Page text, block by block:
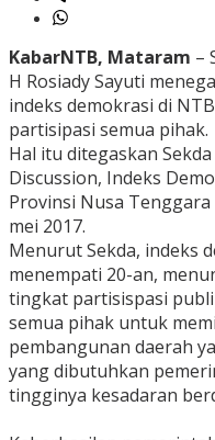
KabarNTB, Mataram –
H Rosiady Sayuti
indeks demokrasi di
partisipasi semua pihak.
Hal itu ditegaskan
Discussion, Indeks
Provinsi Nusa Tenggara
mei 2017.
Menurut Sekda, indeks
menempati 20-an,
tingkat partisispasi
semua pihak untuk
pembangunan daerah
yang dibutuhkan
tingginya kesadaran